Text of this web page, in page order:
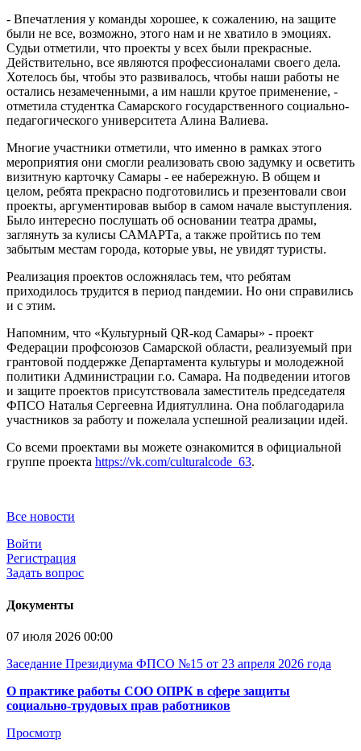
- Впечатления у команды хорошее, к сожалению, на защите
были не все, возможно, этого нам и не хватило в эмоциях.
Судьи отметили, что проекты у всех были прекрасные.
Действительно, все являются профессионалами своего дела.
Хотелось бы, чтобы это развивалось, чтобы наши работы не
остались незамеченными, а им нашли крутое применение, -
отметила студентка Самарского государственного социально-
педагогического университета Алина Валиева.
Многие участники отметили, что именно в рамках этого
мероприятия они смогли реализовать свою задумку и осветить
визитную карточку Самары - ее набережную. В общем и
целом, ребята прекрасно подготовились и презентовали свои
проекты, аргументировав выбор в самом начале выступления.
Было интересно послушать об основании театра драмы,
заглянуть за кулисы САМАРТа, а также пройтись по тем
забытым местам города, которые увы, не увидят туристы.
Реализация проектов осложнялась тем, что ребятам
приходилось трудится в период пандемии. Но они справились
и с этим.
Напомним, что «Культурный QR-код Самары» - проект
Федерации профсоюзов Самарской области, реализуемый при
грантовой поддержке Департамента культуры и молодежной
политики Администрации г.о. Самара. На подведении итогов
и защите проектов присутствовала заместитель председателя
ФПСО Наталья Сергеевна Идиятуллина. Она поблагодарила
участников за работу и пожелала успешной реализации идей.
Со всеми проектами вы можете ознакомится в официальной
группе проекта https://vk.com/culturalcode_63.
Все новости
Войти
Регистрация
Задать вопрос
Документы
07 июля 2026 00:00
Заседание Президиума ФПСО №15 от 23 апреля 2026 года
О практике работы СОО ОПРК в сфере защиты
социально-трудовых прав работников
Просмотр